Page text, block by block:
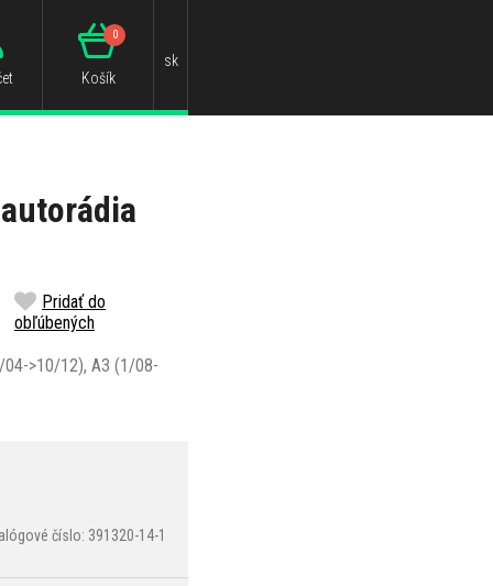
Košík
0
sk
Pridať do
obľúbených
>10/12), A3 (1/08-
číslo: 391320-14-1